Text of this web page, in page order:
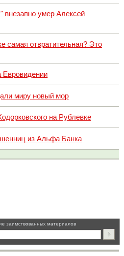
внезапно умер Алексей
самая отвратительная? Это
миру новый мор
на Рублевке
из Альфа Банка
заимствованных материалов